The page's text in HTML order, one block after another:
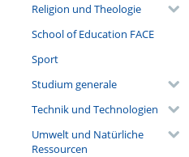
Religion und Theologie
School of Education FACE
Sport
Studium generale
Technik und Technologien
Umwelt und Natürliche
Ressourcen